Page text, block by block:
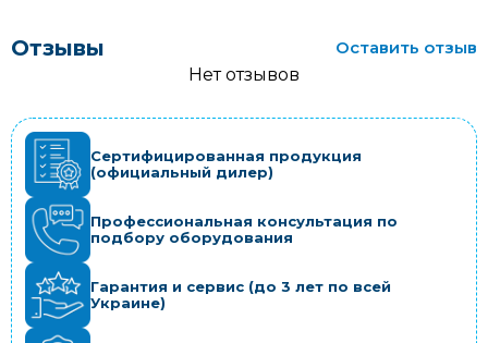
Отзывы
Оставить отзыв
Нет отзывов
Сертифицированная продукция
(официальный дилер)
Профессиональная консультация по
подбору оборудования
Гарантия и сервис (до 3 лет по всей
Украине)